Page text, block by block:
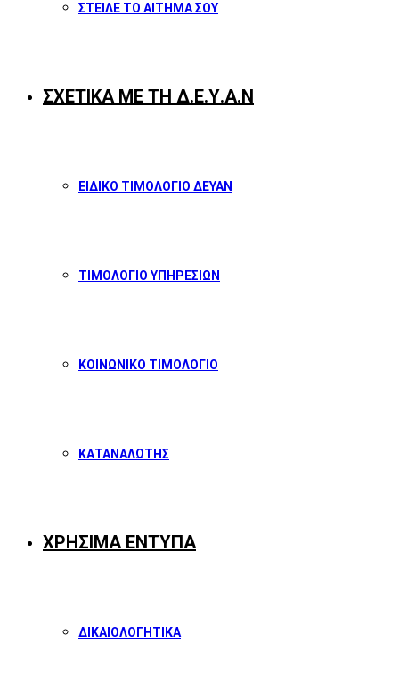
ΣΤΕΙΛΕ ΤΟ ΑΙΤΗΜΑ ΣΟΥ
ΣΧΕΤΙΚΑ ΜΕ ΤΗ Δ.Ε.Υ.Α.Ν
ΕΙΔΙΚΟ ΤΙΜΟΛΟΓΙΟ ΔΕΥΑΝ
ΤΙΜΟΛΟΓΙΟ ΥΠΗΡΕΣΙΩΝ
ΚΟΙΝΩΝΙΚΟ ΤΙΜΟΛΟΓΙΟ
ΚΑΤΑΝΑΛΩΤΗΣ
ΧΡΗΣΙΜΑ ΕΝΤΥΠΑ
ΔΙΚΑΙΟΛΟΓΗΤΙΚΑ